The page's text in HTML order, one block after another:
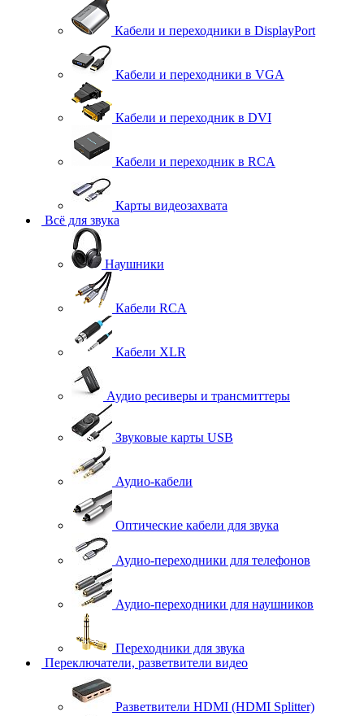
Кабели и переходники в DisplayPort
Кабели и переходники в VGA
Кабели и переходник в DVI
Кабели и переходник в RCA
Карты видеозахвата
Всё для звука
Наушники
Кабели RCA
Кабели XLR
Аудио ресиверы и трансмиттеры
Звуковые карты USB
Аудио-кабели
Оптические кабели для звука
Аудио-переходники для телефонов
Аудио-переходники для наушников
Переходники для звука
Переключатели, разветвители видео
Разветвители HDMI (HDMI Splitter)